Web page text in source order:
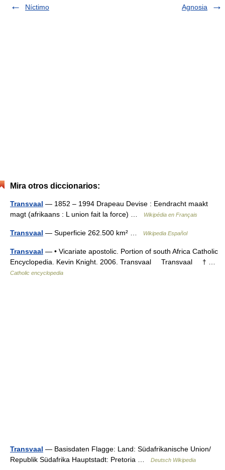
Níctimo Agnosia
Mira otros diccionarios:
Transvaal — 1852 – 1994 Drapeau Devise : Eendracht maakt
magt (afrikaans : L union fait la force) …
Wikipédia en Français
Transvaal — Superficie 262.500 km² … Wikipedia Español
Transvaal — • Vicariate apostolic. Portion of south Africa Catholic
Encyclopedia. Kevin Knight. 2006. Transvaal Transvaal † …
Catholic encyclopedia
Transvaal — Basisdaten Flagge: Land: Südafrikanische Union/
Republik Südafrika Hauptstadt: Pretoria …
Deutsch Wikipedia